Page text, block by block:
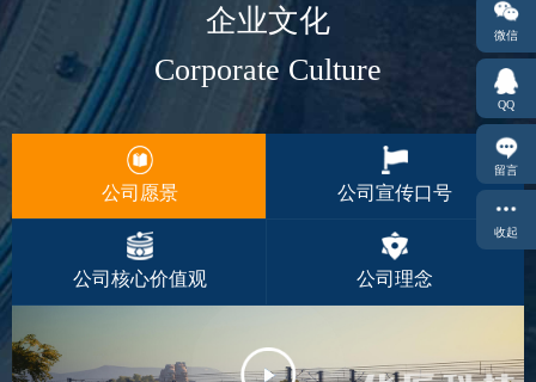
企业文化
Corporate Culture
公司愿景 公司宣传口号
公司核心价值观 公司理念
微信
QQ
留言
收起